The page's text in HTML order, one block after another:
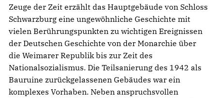
Zeuge der Zeit erzählt das Hauptgebäude von Schloss
Schwarzburg eine ungewöhnliche Geschichte mit
vielen Berührungspunkten zu wichtigen Ereignissen
der Deutschen Geschichte von der Monarchie über
die Weimarer Republik bis zur Zeit des
Nationalsozialismus. Die Teilsanierung des 1942 als
Bauruine zurückgelassenen Gebäudes war ein
komplexes Vorhaben. Neben anspruchsvollen